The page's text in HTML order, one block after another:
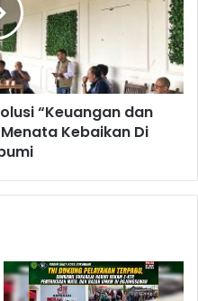
“Keuangan dan
Kebaikan Di